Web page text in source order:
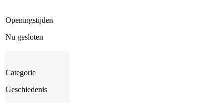
Openingstijden
Nu gesloten
Categorie
Geschiedenis